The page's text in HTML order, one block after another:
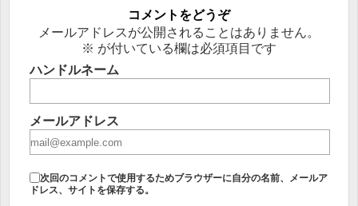
コメントをどうぞ
メールアドレスが公開されることはありません。
※ が付いている欄は必須項目です
ハンドルネーム
メールアドレス
次回のコメントで使用するためブラウザーに自分の名前、メールア
ドレス、サイトを保存する。